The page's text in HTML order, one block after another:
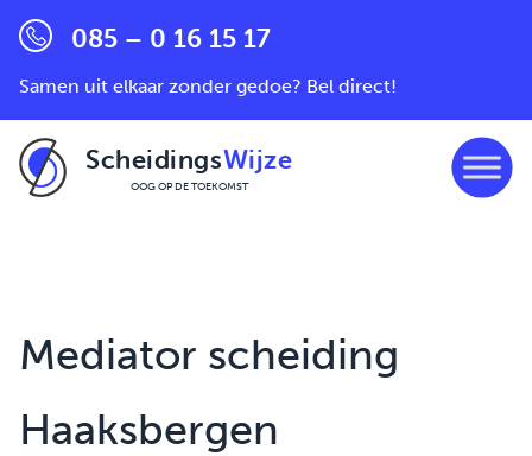
085 – 0 16 15 17
Samen uit elkaar zonder gedoe? Bel direct!
ScheidingsWijze
OOG OP DE TOEKOMST
Mediator scheiding
Haaksbergen